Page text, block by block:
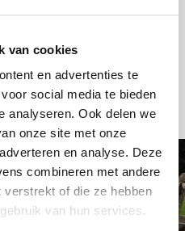
van cookies
en advertenties te
social media te bieden
analyseren. Ook delen we
onze site met onze
en analyse. Deze
combineren met andere
verstrekt of die ze hebben
van hun services.